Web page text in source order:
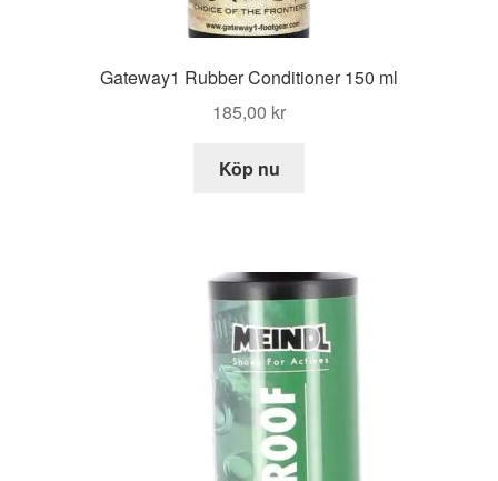
Gateway1 Rubber Conditioner 150 ml
185,00 kr
Köp nu